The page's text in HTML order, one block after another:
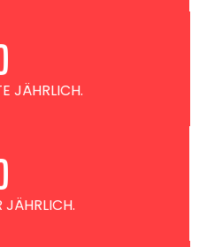
JÄHRLICH.
JÄHRLICH.